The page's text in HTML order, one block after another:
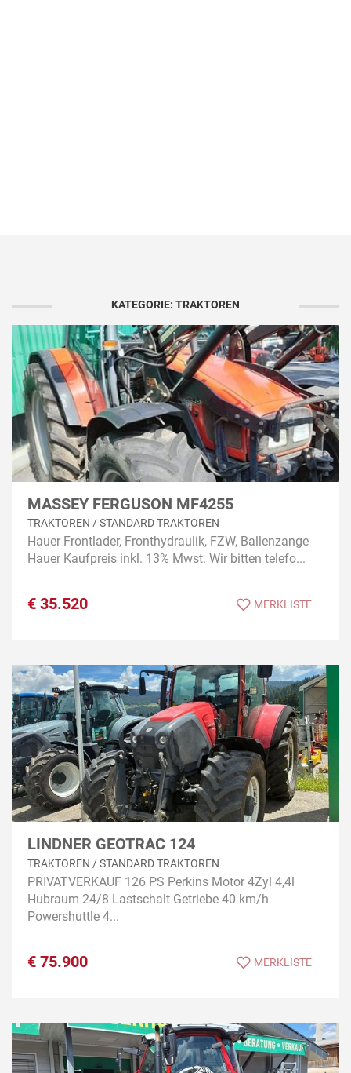
KATEGORIE: TRAKTOREN
MASSEY FERGUSON MF4255
TRAKTOREN / STANDARD TRAKTOREN
Hauer Frontlader, Fronthydraulik, FZW, Ballenzange
Hauer Kaufpreis inkl. 13% Mwst. Wir bitten telefo...
€ 35.520 MERKLISTE
LINDNER GEOTRAC 124
TRAKTOREN / STANDARD TRAKTOREN
PRIVATVERKAUF 126 PS Perkins Motor 4Zyl 4,4l
Hubraum 24/8 Lastschalt Getriebe 40 km/h
Powershuttle 4...
€ 75.900 MERKLISTE